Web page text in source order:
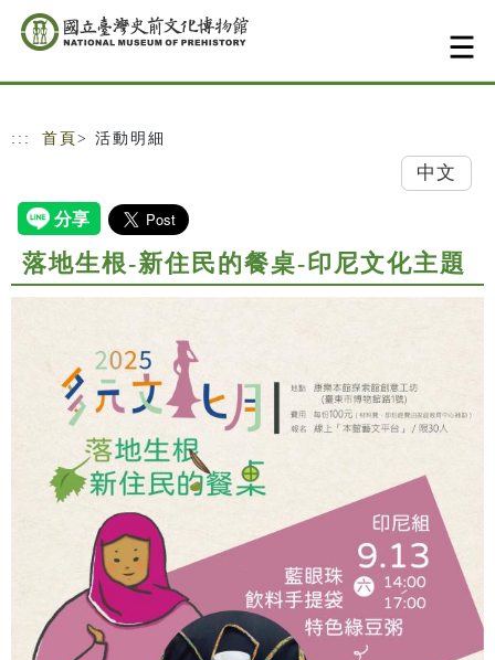
跳到主要內容
網站導覽
::: 首頁 > 活動明細
中文
落地生根-新住民的餐桌-印尼文化主題